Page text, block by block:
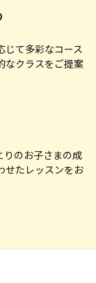
じて多彩なコース
なクラスをご提案
りのお子さまの成
せたレッスンをお